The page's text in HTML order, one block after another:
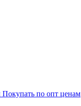
Покупать по опт ценам